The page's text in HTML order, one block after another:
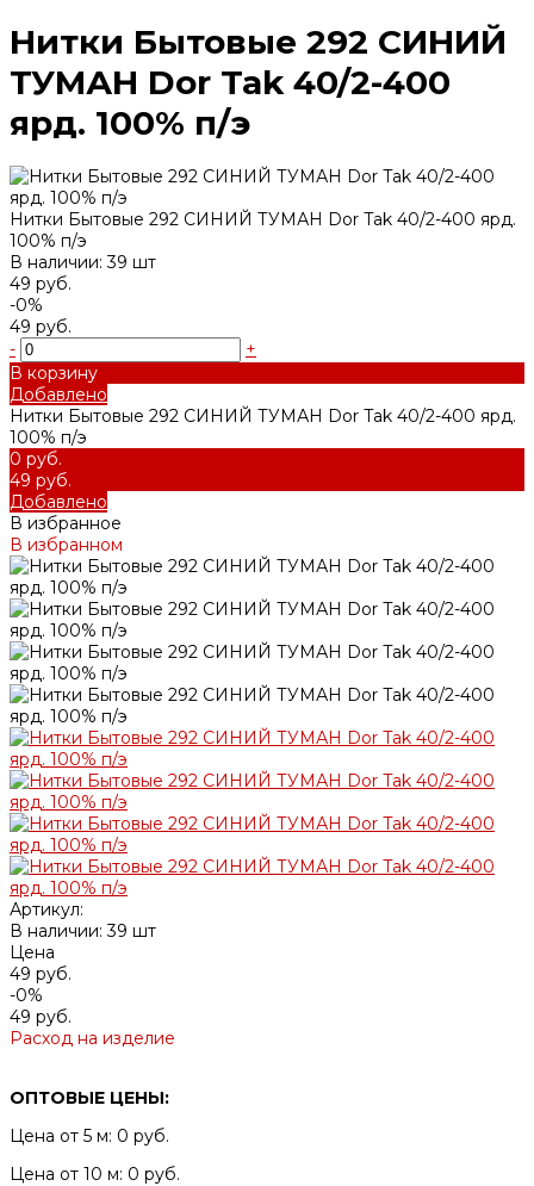
Нитки Бытовые 292 СИНИЙ
ТУМАН Dor Tak 40/2-400
ярд. 100% п/э
Нитки Бытовые 292 СИНИЙ ТУМАН Dor Tak 40/2-400 ярд.
100% п/э
В наличии: 39 шт
49 руб.
-0%
49 руб.
-
+
В корзину
Добавлено
Нитки Бытовые 292 СИНИЙ ТУМАН Dor Tak 40/2-400 ярд.
100% п/э
0 руб.
49 руб.
Добавлено
В избранное
В избранном
Артикул:
В наличии: 39 шт
Цена
49 руб.
-0%
49 руб.
Расход на изделие
ОПТОВЫЕ ЦЕНЫ:
Цена от 5 м: 0 руб.
Цена от 10 м: 0 руб.